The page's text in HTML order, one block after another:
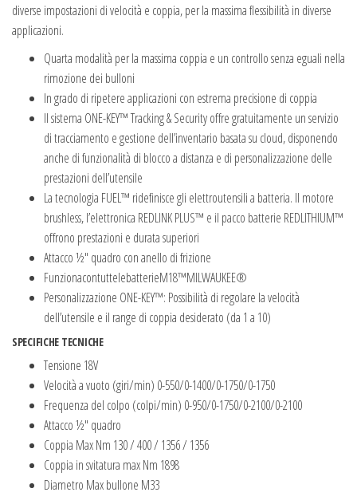
diverse impostazioni di velocità e coppia, per la massima flessibilità in diverse
applicazioni.
Quarta modalità per la massima coppia e un controllo senza eguali nella
rimozione dei bulloni
In grado di ripetere applicazioni con estrema precisione di coppia
Il sistema ONE-KEY™ Tracking & Security offre gratuitamente un servizio
di tracciamento e gestione dell’inventario basata su cloud, disponendo
anche di funzionalità di blocco a distanza e di personalizzazione delle
prestazioni dell’utensile
La tecnologia FUEL™ ridefinisce gli elettroutensili a batteria. Il motore
brushless, l’elettronica REDLINK PLUS™ e il pacco batterie REDLITHIUM™
offrono prestazioni e durata superiori
Attacco ½″ quadro con anello di frizione
FunzionacontuttelebatterieM18™MILWAUKEE®
Personalizzazione ONE-KEY™: Possibilità di regolare la velocità
dell’utensile e il range di coppia desiderato (da 1 a 10)
SPECIFICHE TECNICHE
Tensione 18V
Velocità a vuoto (giri/min) 0-550/0-1400/0-1750/0-1750
Frequenza del colpo (colpi/min) 0-950/0-1750/0-2100/0-2100
Attacco ½″ quadro
Coppia Max Nm 130 / 400 / 1356 / 1356
Coppia in svitatura max Nm 1898
Diametro Max bullone M33